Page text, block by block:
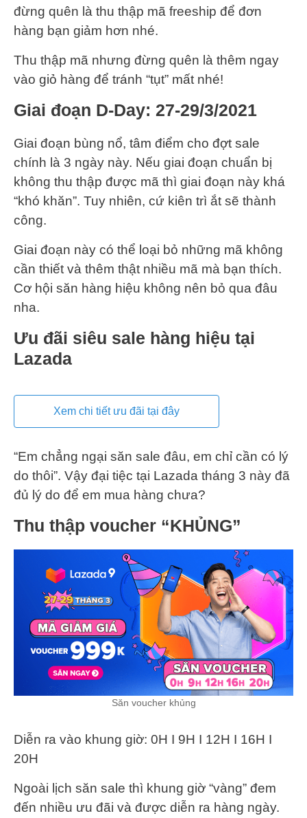
đừng quên là thu thập mã freeship để đơn
hàng bạn giảm hơn nhé.
Thu thập mã nhưng đừng quên là thêm ngay
vào giỏ hàng để tránh “tụt” mất nhé!
Giai đoạn D-Day: 27-29/3/2021
Giai đoạn bùng nổ, tâm điểm cho đợt sale
chính là 3 ngày này. Nếu giai đoạn chuẩn bị
không thu thập được mã thì giai đoạn này khá
“khó khăn”. Tuy nhiên, cứ kiên trì ắt sẽ thành
công.
Giai đoạn này có thể loại bỏ những mã không
cần thiết và thêm thật nhiều mã mà bạn thích.
Cơ hội săn hàng hiệu không nên bỏ qua đâu
nha.
Ưu đãi siêu sale hàng hiệu tại
Lazada
Xem chi tiết ưu đãi tại đây
“Em chẳng ngại săn sale đâu, em chỉ cần có lý
do thôi”. Vậy đại tiệc tại Lazada tháng 3 này đã
đủ lý do để em mua hàng chưa?
Thu thập voucher “KHỦNG”
Săn voucher khủng
Diễn ra vào khung giờ: 0H I 9H I 12H I 16H I
20H
Ngoài lịch săn sale thì khung giờ “vàng” đem
đến nhiều ưu đãi và được diễn ra hàng ngày.